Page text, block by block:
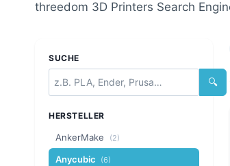
threedom 3D Printers Search
SUCHE
🔍
HERSTELLER
AnkerMake (2)
Anycubic (6)